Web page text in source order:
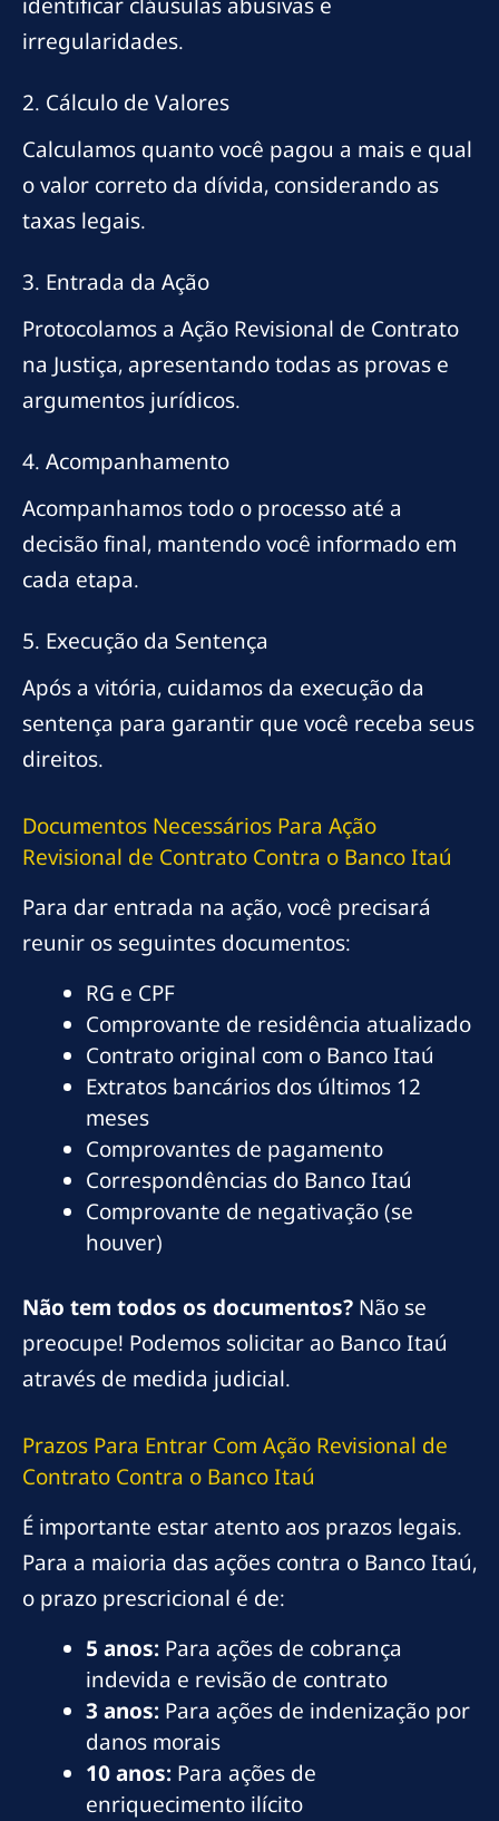
irregularidades.
2. Cálculo de Valores
Calculamos quanto você pagou a mais e qual
o valor correto da dívida, considerando as
taxas legais.
3. Entrada da Ação
Protocolamos a Ação Revisional de Contrato
na Justiça, apresentando todas as provas e
argumentos jurídicos.
4. Acompanhamento
Acompanhamos todo o processo até a
decisão final, mantendo você informado em
cada etapa.
5. Execução da Sentença
Após a vitória, cuidamos da execução da
sentença para garantir que você receba seus
direitos.
Documentos Necessários Para Ação
Revisional de Contrato Contra o Banco Itaú
Para dar entrada na ação, você precisará
reunir os seguintes documentos:
RG e CPF
Comprovante de residência atualizado
Contrato original com o Banco Itaú
Extratos bancários dos últimos 12
meses
Comprovantes de pagamento
Correspondências do Banco Itaú
Comprovante de negativação (se
houver)
Não tem todos os documentos? Não se
preocupe! Podemos solicitar ao Banco Itaú
através de medida judicial.
Prazos Para Entrar Com Ação Revisional de
Contrato Contra o Banco Itaú
É importante estar atento aos prazos legais.
Para a maioria das ações contra o Banco Itaú,
o prazo prescricional é de:
5 anos: Para ações de cobrança
indevida e revisão de contrato
3 anos: Para ações de indenização por
danos morais
10 anos: Para ações de
enriquecimento ilícito